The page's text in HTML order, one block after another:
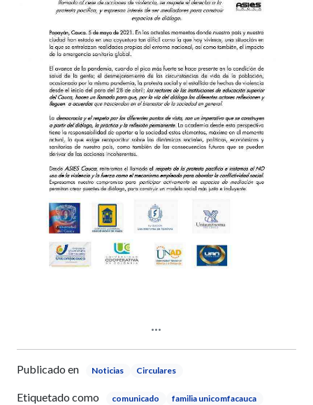
Publicado en Noticias Circulares
Etiquetado como comunicado familia unicomfacauca